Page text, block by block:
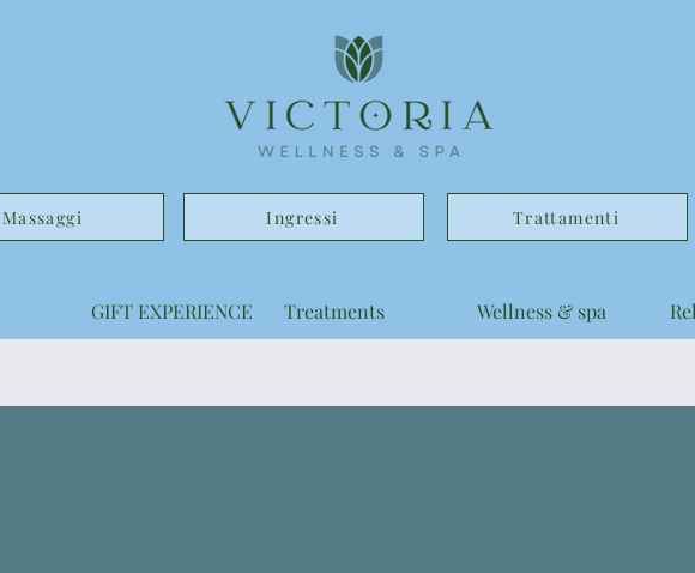
Massaggi Ingressi Trattamenti
GIFT EXPERIENCE Treatments Wellness & spa